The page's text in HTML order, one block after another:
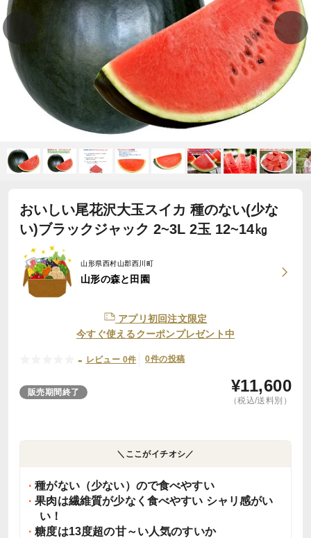
おいしい尾花沢大玉スイカ 種のない(少な
い)ブラックジャック 2~3L 2玉 12~14㎏
山形県西村山郡西川町
山形の森と田園
アプリ初回注文限定
今すぐ使えるクーポンプレゼント中
- レビュー 0件 0件の投稿
販売期間終了 ¥11,600
（税込/送料別）
＼ここがイチオシ／
種がない（少ない）ので食べやすい
果肉は繊維質が少なく食べやすい シャリ感がい
い！
糖度は13度超の甘～い人気のすいか